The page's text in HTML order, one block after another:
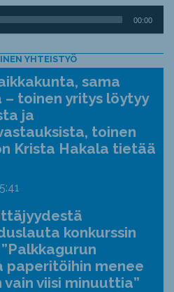
00:00
YHTEISTYÖ
sama
– toinen yritys löytyy
ja
toinen
Krista Hakala tietää
konkurssin
paperitöihin menee
vain viisi minuuttia”